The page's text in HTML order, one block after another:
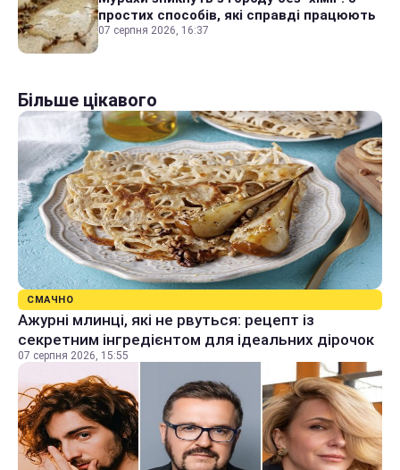
простих способів, які справді працюють
07 серпня 2026, 16:37
Більше цікавого
СМАЧНО
Ажурні млинці, які не рвуться: рецепт із
секретним інгредієнтом для ідеальних дірочок
07 серпня 2026, 15:55